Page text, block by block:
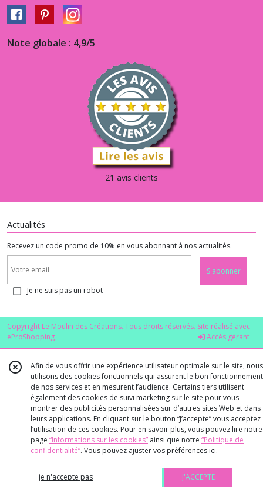
Note globale : 4,9/5
21 avis clients
Actualités
Recevez un code promo de 10% en vous abonnant à nos actualités.
S'abonner
Je ne suis pas un robot
Copyright Le Moulin des Créations. Tous droits réservés. Site réalisé avec
eProShopping
Accès gérant
Afin de vous offrir une expérience utilisateur optimale sur le site, nous
utilisons des cookies fonctionnels qui assurent le bon fonctionnement
de nos services et en mesurent l’audience. Certains tiers utilisent
également des cookies de suivi marketing sur le site pour vous
montrer des publicités personnalisées sur d’autres sites Web et dans
leurs applications. En cliquant sur le bouton “J’accepte” vous acceptez
l’utilisation de ces cookies. Pour en savoir plus, vous pouvez lire notre
page “Informations sur les cookies” ainsi que notre “Politique de
confidentialité“. Vous pouvez ajuster vos préférences ici.
je n'accepte pas J'ACCEPTE